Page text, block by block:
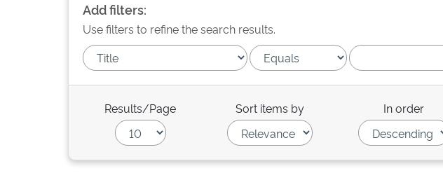
Add filters:
Use filters to refine the search results.
Results/Page Sort items by In order